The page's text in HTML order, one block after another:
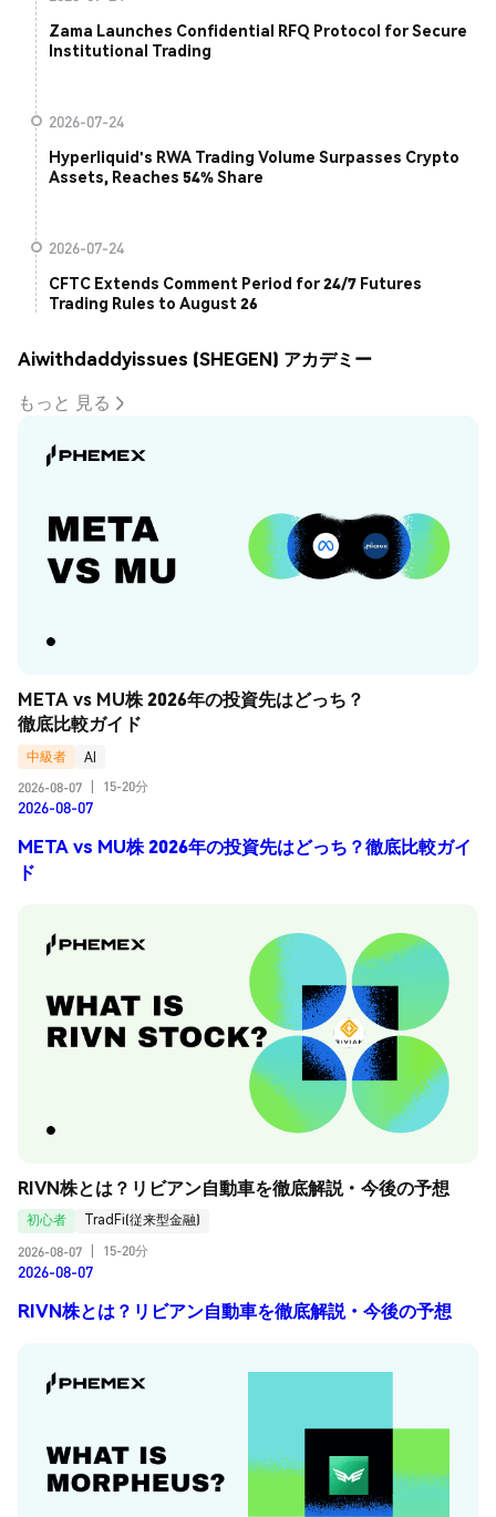
Zama Launches Confidential RFQ Protocol for Secure
Institutional Trading
2026-07-24
Hyperliquid's RWA Trading Volume Surpasses Crypto
Assets, Reaches 54% Share
2026-07-24
CFTC Extends Comment Period for 24/7 Futures
Trading Rules to August 26
Aiwithdaddyissues (SHEGEN) アカデミー
もっと 見る
META vs MU株 2026年の投資先はどっち？
徹底比較ガイド
中級者
AI
2026-08-07
15-20分
2026-08-07
META vs MU株 2026年の投資先はどっち？徹底比較ガイ
ド
RIVN株とは？リビアン自動車を徹底解説・今後の予想
初心者
TradFi(従来型金融)
2026-08-07
15-20分
2026-08-07
RIVN株とは？リビアン自動車を徹底解説・今後の予想